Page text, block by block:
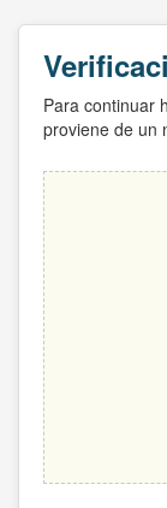
Para continuar
proviene de un